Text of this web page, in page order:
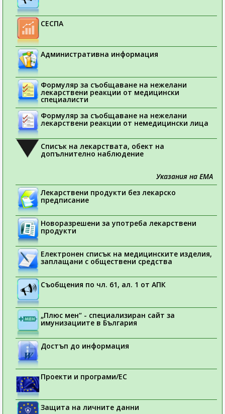
СЕСПА
Административна информация
Формуляр за съобщаване на нежелани
лекарствени реакции от медицински
специалисти
Формуляр за съобщаване на нежелани
лекарствени реакции от немедицински лица
Списък на лекарствата, обект на
допълнително наблюдение
Указания на ЕМА
Лекарствени продукти без лекарско
предписание
Новоразрешени за употреба лекарствени
продукти
Електронен списък на медицинските изделия,
заплащани с обществени средства
Съобщения по чл. 61, ал. 1 от АПК
„Плюс мен“ - специализиран сайт за
имунизациите в България
Достъп до информация
Проекти и програми/ЕС
Защита на личните данни